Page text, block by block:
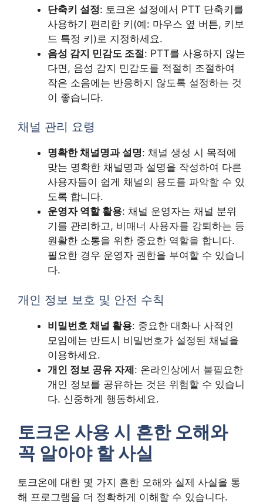
단축키 설정: 토크온 설정에서 PTT 단축키를
사용하기 편리한 키(예: 마우스 옆 버튼, 키보
드 특정 키)로 지정하세요.
음성 감지 민감도 조절: PTT를 사용하지 않는
다면, 음성 감지 민감도를 적절히 조절하여
작은 소음에는 반응하지 않도록 설정하는 것
이 좋습니다.
채널 관리 요령
명확한 채널명과 설명: 채널 생성 시 목적에
맞는 명확한 채널명과 설명을 작성하여 다른
사용자들이 쉽게 채널의 용도를 파악할 수 있
도록 합니다.
운영자 역할 활용: 채널 운영자는 채널 분위
기를 관리하고, 비매너 사용자를 강퇴하는 등
원활한 소통을 위한 중요한 역할을 합니다.
필요한 경우 운영자 권한을 부여할 수 있습니
다.
개인 정보 보호 및 안전 수칙
비밀번호 채널 활용: 중요한 대화나 사적인
모임에는 반드시 비밀번호가 설정된 채널을
이용하세요.
개인 정보 공유 자제: 온라인상에서 불필요한
개인 정보를 공유하는 것은 위험할 수 있습니
다. 신중하게 행동하세요.
토크온 사용 시 흔한 오해와
꼭 알아야 할 사실
토크온에 대한 몇 가지 흔한 오해와 실제 사실을 통
해 프로그램을 더 정확하게 이해할 수 있습니다.